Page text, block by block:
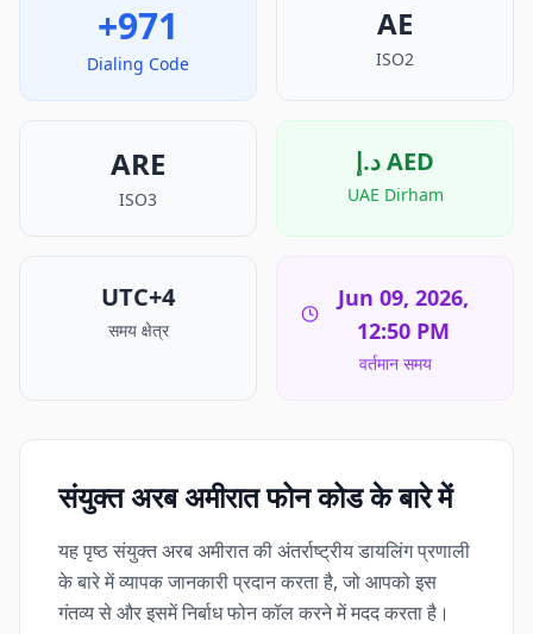
+971
Dialing Code
AE
ISO2
ARE
ISO3
د.إAED
UAE Dirham
UTC+4
समय क्षेत्र
Jun 09, 2026,
12:50 PM
वर्तमान समय
संयुक्त अरब अमीरात फोन कोड के बारे में
यह पृष्ठ संयुक्त अरब अमीरात की अंतर्राष्ट्रीय डायलिंग प्रणाली
के बारे में व्यापक जानकारी प्रदान करता है, जो आपको इस
गंतव्य से और इसमें निर्बाध फोन कॉल करने में मदद करता है।